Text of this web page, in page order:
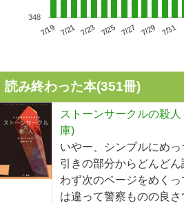
7/19 7/21 7/23 7/25 7/27 7/29 7/31
348
読み終わった本(351冊)
ストーンサークルの殺
庫)
いやー、シンプルにめ
引きの部分からどんど
わず次のページをめく
は違って警察ものの良